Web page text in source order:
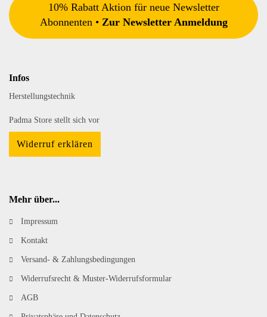
10% Rabatt Aktion für neue Newsletter
Abonnenten • Zur Newsletter Anmeldung
Infos
Herstellungstechnik
Padma Store stellt sich vor
Widerruf erklären
Mehr über...
Impressum
Kontakt
Versand- & Zahlungsbedingungen
Widerrufsrecht & Muster-Widerrufsformular
AGB